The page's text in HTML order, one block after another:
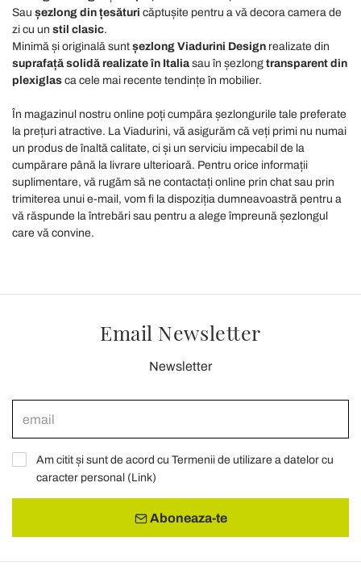
Utilizziamo i cookie per personalizzare contenuti ed
annunci, per fornire funzionalità dei social media e per
analizzare il nostro traffico. Condividiamo inoltre
informazioni sul modo in cui utilizza il nostro sito con i
pubblicità e social media, i quali potrebbero combinarle
con altre informazioni che ha fornito loro o che hanno
raccolto dal suo utilizzo dei loro servizi.
Sau șezlong din țesături căptușite pentru a vă decora camera de
zi cu un stil clasic.
Minimă și originală sunt șezlong Viadurini Design realizate din
suprafață solidă realizate în Italia sau în șezlong transparent din
plexiglas ca cele mai recente tendințe în mobilier.
În magazinul nostru online poți cumpăra șezlongurile tale preferate
la prețuri atractive. La Viadurini, vă asigurăm că veți primi nu numai
un produs de înaltă calitate, ci și un serviciu impecabil de la
cumpărare până la livrare ulterioară. Pentru orice informații
suplimentare, vă rugăm să ne contactați online prin chat sau prin
trimiterea unui e-mail, vom fi la dispoziția dumneavoastră pentru a
vă răspunde la întrebări sau pentru a alege împreună șezlongul
care vă convine.
Email Newsletter
Newsletter
Am citit și sunt de acord cu Termenii de utilizare a datelor cu
caracter personal (Link)
Aboneaza-te